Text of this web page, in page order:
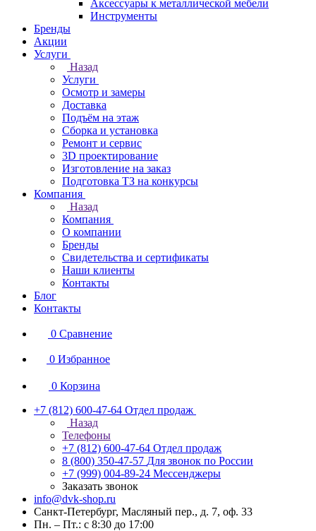
Аксессуары к металлической мебели
Инструменты
Бренды
Акции
Услуги
Назад
Услуги
Осмотр и замеры
Доставка
Подъём на этаж
Сборка и установка
Ремонт и сервис
3D проектирование
Изготовление на заказ
Подготовка ТЗ на конкурсы
Компания
Назад
Компания
О компании
Бренды
Свидетельства и сертификаты
Наши клиенты
Контакты
Блог
Контакты
0 Сравнение
0 Избранное
0 Корзина
+7 (812) 600-47-64 Отдел продаж
Назад
Телефоны
+7 (812) 600-47-64 Отдел продаж
8 (800) 350-47-57 Для звонок по России
+7 (999) 004-89-24 Мессенджеры
Заказать звонок
info@dvk-shop.ru
Санкт-Петербург, Масляный пер., д. 7, оф. 33
Пн. – Пт.: с 8:30 до 17:00